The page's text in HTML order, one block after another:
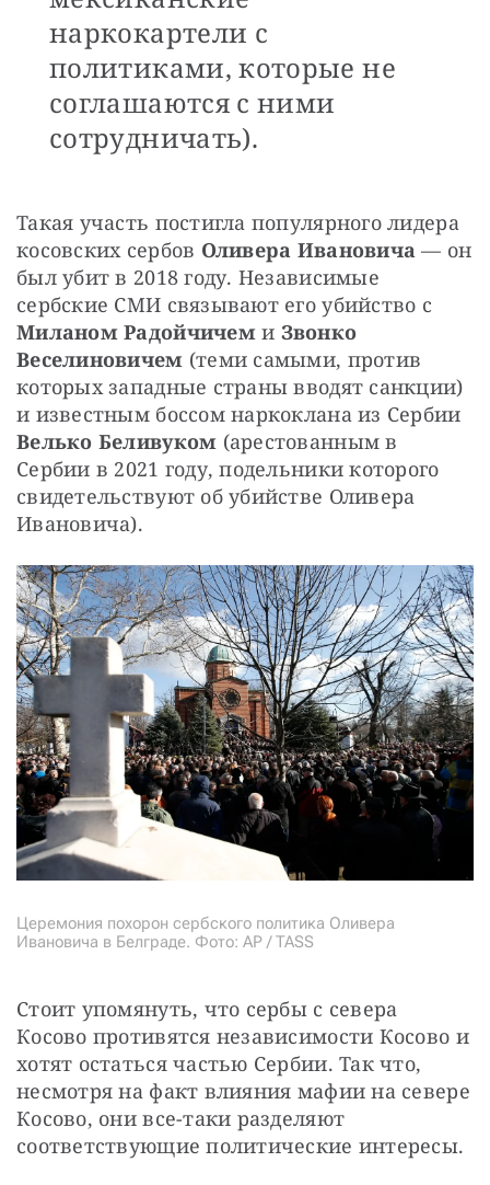
наркокартели с
политиками, которые не
соглашаются с ними
сотрудничать).
Такая участь постигла популярного лидера
косовских сербов Оливера Ивановича — он
был убит в 2018 году. Независимые
Миланом Радойчичем и Звонко
Веселиновичем (теми самыми, против
которых западные страны вводят санкции)
Велько Беливуком (арестованным в
Сербии в 2021 году, подельники которого
свидетельствуют об убийстве Оливера
Ивановича).
Церемония похорон сербского политика Оливера
Ивановича в Белграде. Фото: AP / TASS
Стоит упомянуть, что сербы с севера
Косово противятся независимости Косово и
хотят остаться частью Сербии. Так что,
несмотря на факт влияния мафии на севере
Косово, они все-таки разделяют
соответствующие политические интересы.